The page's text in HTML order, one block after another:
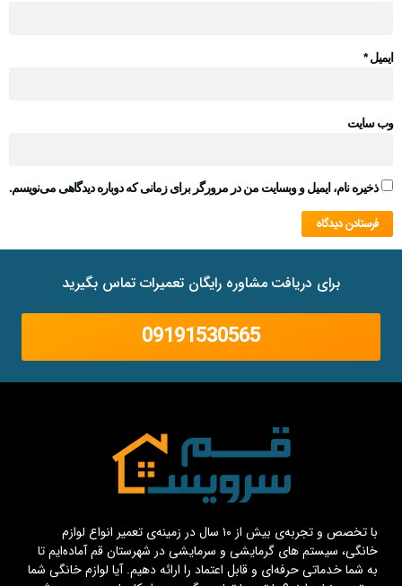
ایمیل*
وب‌ سایت
ذخیره نام، ایمیل و وبسایت من در مرورگر برای زمانی که دوباره دیدگاهی می‌نویسم.
برای دریافت مشاوره رایگان تعمیرات تماس بگیرید
09191530565
با تخصص و تجربه‌ی بیش از ۱۰ سال در زمینه‌ی تعمیر انواع لوازم
خانگی، سیستم های گرمایشی و سرمایشی در شهرستان قم آماده‌ایم تا
به شما خدماتی حرفه‌ای و قابل اعتماد را ارائه دهیم. آیا لوازم خانگی شما